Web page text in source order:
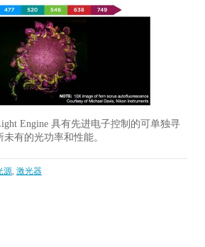
Engine 具有先进电子控制的可单独寻
有的光功率和性能。
源, 激光器